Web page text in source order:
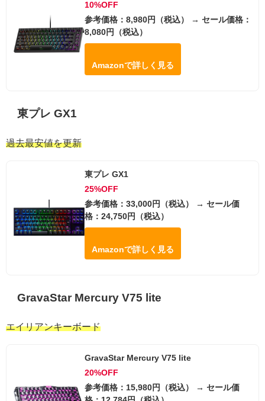
10%OFF
参考価格：8,980円（税込） → セール価格：
8,080円（税込）
Amazonで詳しく見る
東プレ GX1
過去最安値を更新
東プレ GX1
25%OFF
参考価格：33,000円（税込） → セール価
格：24,750円（税込）
Amazonで詳しく見る
GravaStar Mercury V75 lite
エイリアンキーボード
GravaStar Mercury V75 lite
20%OFF
参考価格：15,980円（税込） → セール価